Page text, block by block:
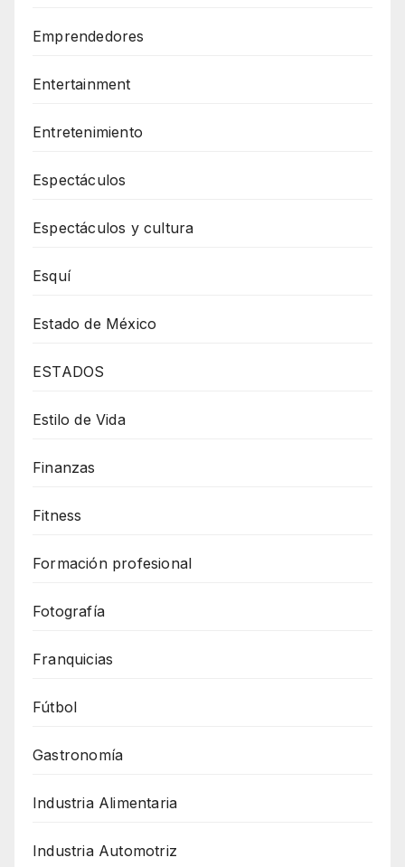
Emprendedores
Entertainment
Entretenimiento
Espectáculos
Espectáculos y cultura
Esquí
Estado de México
ESTADOS
Estilo de Vida
Finanzas
Fitness
Formación profesional
Fotografía
Franquicias
Fútbol
Gastronomía
Industria Alimentaria
Industria Automotriz